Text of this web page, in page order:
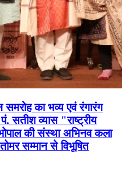
समरोह का भव्य एवं रंगारंग
सतीश व्यास "राष्ट्रीय
की संस्था अभिनव कला
तोमर सम्मान से विभूषित